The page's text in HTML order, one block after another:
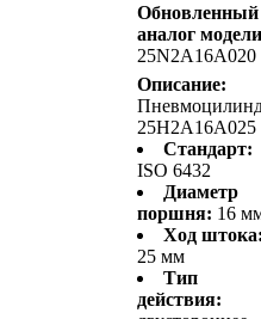
Обновленный
аналог
25N2A16A020
Описание:
25H2A16A025
Стандарт:
ISO 6432
Диаметр
поршня: 16
Ход
25 мм
Тип
действия: